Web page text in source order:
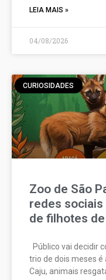
LEIA MAIS »
04/08/2026
CURIOSIDADES
Zoo de São
redes
de filhotes
Público vai decidir
trio de dois meses é
Caju, animais